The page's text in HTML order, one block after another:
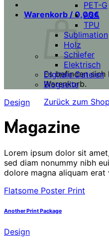
Warenkorb / 0,00€
Es befinden
Warenkorb.
Zurück zum Shop
PET-G
ASA
TPU
Sublimation
Holz
Schiefer
Elektrisch
Digitale Dateien
Blogseite
Design
Magazine
Lorem ipsum dolor sit
sed diam nonummy nibh
dolore magna aliquam erat
Flatsome Poster Print
Another Print Package
Design